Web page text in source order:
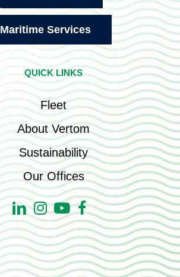
Maritime Services
QUICK LINKS
Fleet
About Vertom
Sustainability
Our Offices
LinkedinInstagram
YoutubeFacebook